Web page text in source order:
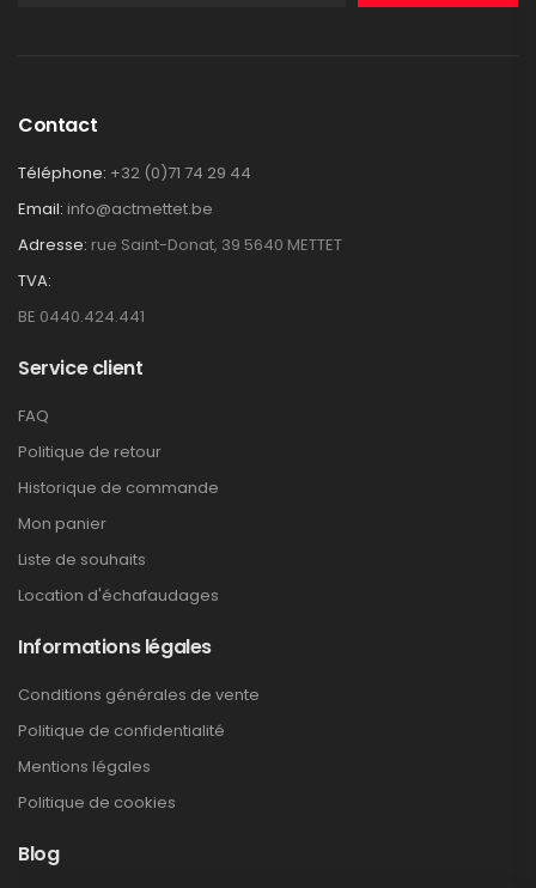
Contact
Téléphone: +32 (0)71 74 29 44
Email: info@actmettet.be
Adresse: rue Saint-Donat, 39 5640 METTET
TVA:
BE 0440.424.441
Service client
FAQ
Politique de retour
Historique de commande
Mon panier
Liste de souhaits
Location d'échafaudages
Informations légales
Conditions générales de vente
Politique de confidentialité
Mentions légales
Politique de cookies
Blog